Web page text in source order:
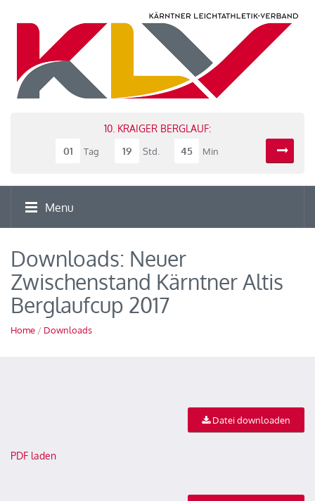
10. KRAIGER BERGLAUF:
01
Tag 19 Std. 45 Min
Menu
Downloads: Neuer
Zwischenstand Kärntner Altis
Berglaufcup 2017
Home / Downloads
Datei downloaden
PDF laden